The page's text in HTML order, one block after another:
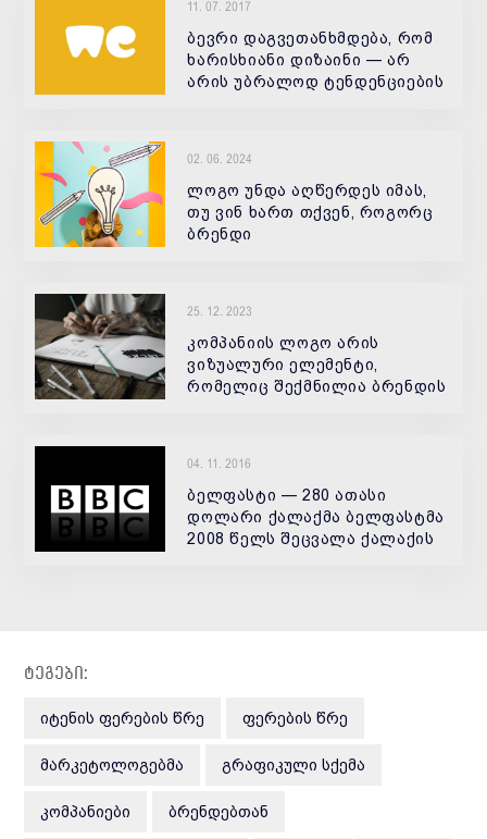
ბრენდის ლოგოში
შეუმჩნეველი იდე
11. 07. 2017
ბევრი დაგვეთანხმდება, რომ
ხარისხიანი დიზაინი — არ
არის უბრალოდ ტენდენციების
ანიმაციური ლოგოები ბოლო
დროს ძალიან პოპულა
02. 06. 2024
ლოგო უნდა აღწერდეს იმას,
თუ ვინ ხართ თქვენ, როგორც
ბრენდი
25. 12. 2023
კომპანიის ლოგო არის
ვიზუალური ელემენტი,
რომელიც შექმნილია ბრენდის
04. 11. 2016
ბელფასტი — 280 ათასი
დოლარი ქალაქმა ბელფასტმა
2008 წელს შეცვალა ქალაქის
ტეგები:
ᲘᲢᲔᲜᲘᲡ ᲤᲔᲠᲔᲑᲘᲡ ᲬᲠᲔ ᲤᲔᲠᲔᲑᲘᲡ ᲬᲠᲔ
ᲛᲐᲠᲙᲔᲢᲝᲚᲝᲒᲔᲑᲛᲐ ᲒᲠᲐᲤᲘᲙᲣᲚᲘ ᲡᲥᲔᲛᲐ
ᲙᲝᲛᲞᲐᲜᲘᲔᲑᲘ ᲑᲠᲔᲜᲓᲔᲑᲗᲐᲜ